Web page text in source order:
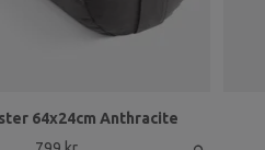
64x24cm Anthracite